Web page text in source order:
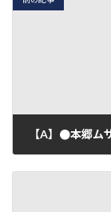
【A】●本郷ム